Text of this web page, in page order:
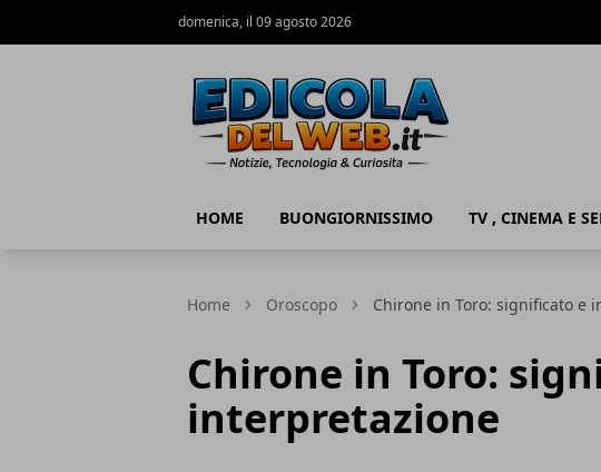
domenica, il 09 agosto 2026
HOME BUONGIORNISSIMO TV , CINEMA E
Home Oroscopo Chirone in Toro: significato e
Chirone in Toro:
interpretazione